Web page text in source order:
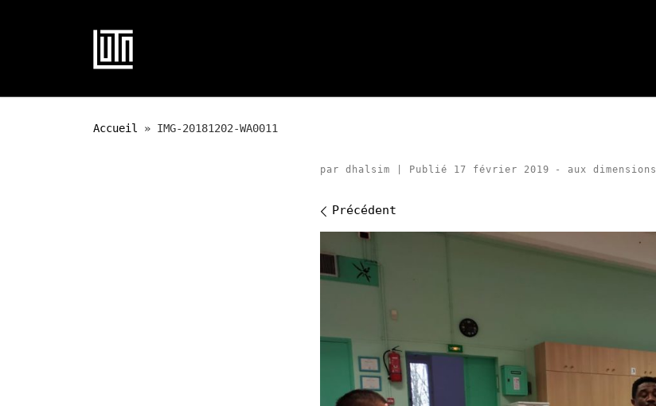
Accueil » IMG-20181202-WA0011
par dhalsim Publié 17 février 2019 - aux dimensions
Navigation des images
Précédent